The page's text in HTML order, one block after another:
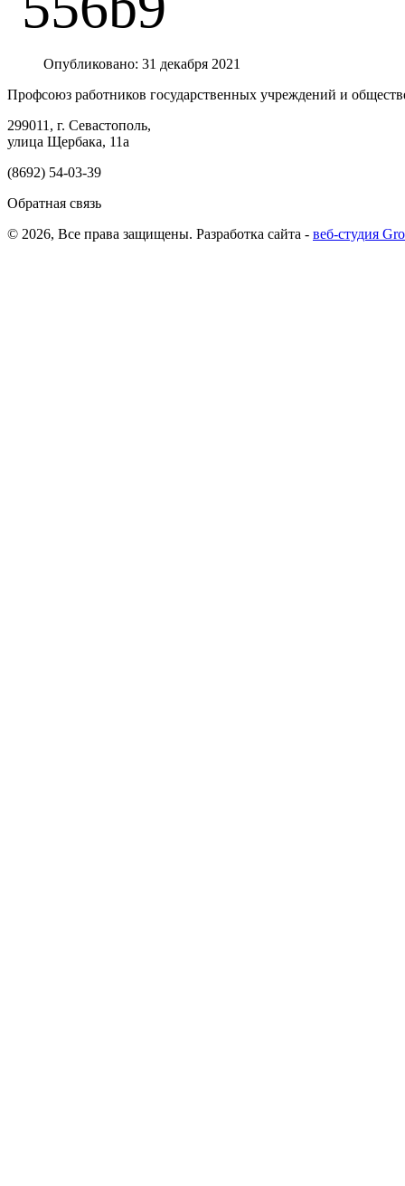
Опубликовано: 31 декабря 2021
Профсоюз работников государственных учреждений и
299011, г. Севастополь,
улица Щербака, 11а
(8692) 54-03-39
Обратная связь
© 2026, Все права защищены. Разработка сайта - веб-студия